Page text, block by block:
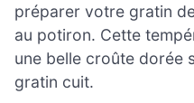
préparer votre gratin
au potiron. Cette
une belle croûte dorée
gratin cuit.